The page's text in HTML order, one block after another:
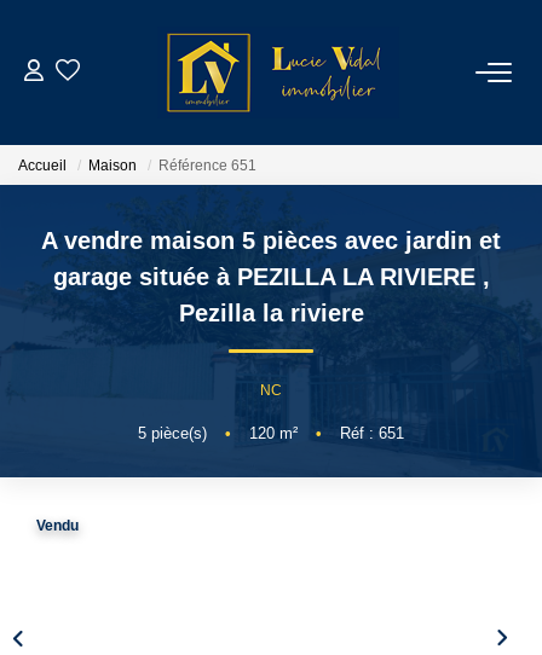
GESTION LOCATIVE
NOTRE AGENCE
Accueil Maison Référence 651
A vendre maison 5 pièces avec jardin et
garage située à PEZILLA LA RIVIERE ,
Pezilla la riviere
NC
5 pièce(s) • 120 m² • Réf : 651
Vendu